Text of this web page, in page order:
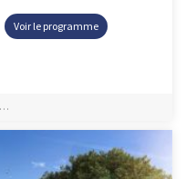
Voir le programme